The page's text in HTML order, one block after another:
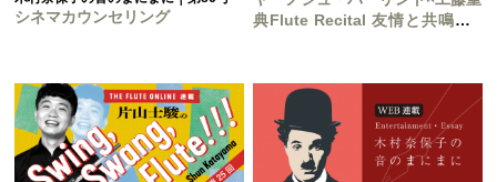
シネマカウンセリング
典Flute Recital 友情と共鳴〜A